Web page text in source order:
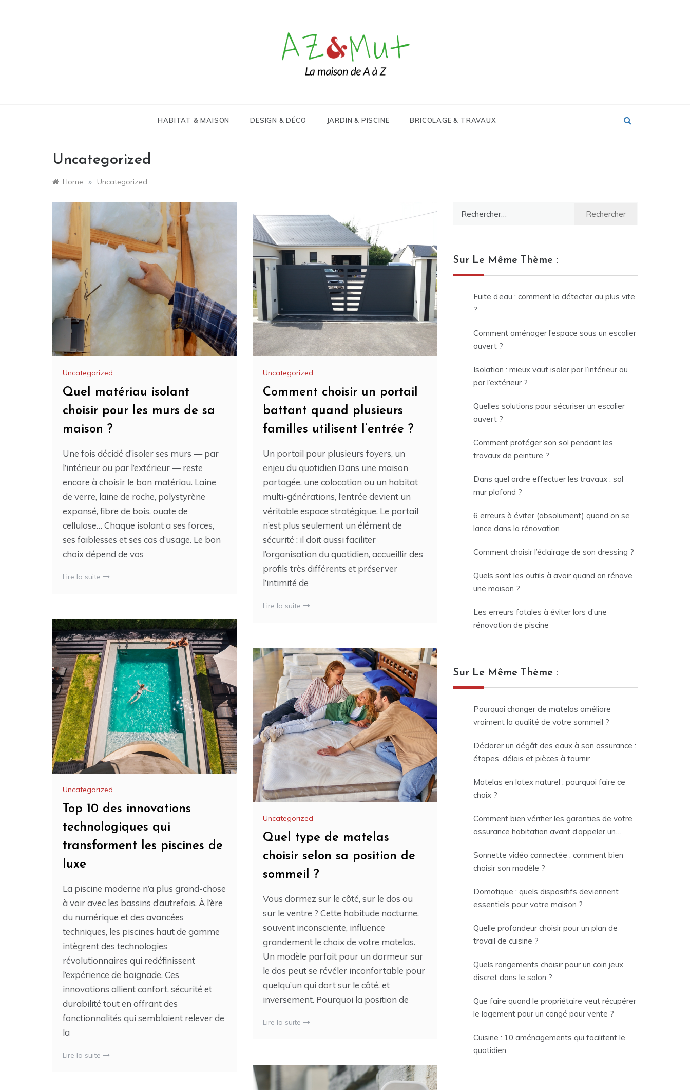
HABITAT & MAISON DESIGN & DÉCO JARDIN & PISCINE BRICOLAGE & TRAVAUX
Uncategorized
Home » Uncategorized
Uncategorized
Quel matériau isolant
choisir pour les murs de sa
maison ?
Une fois décidé d’isoler ses murs — par
l’intérieur ou par l’extérieur — reste
encore à choisir le bon matériau. Laine
de verre, laine de roche, polystyrène
expansé, fibre de bois, ouate de
cellulose… Chaque isolant a ses forces,
ses faiblesses et ses cas d’usage. Le bon
choix dépend de vos
Lire la suite
Uncategorized
Comment choisir un portail
battant quand plusieurs
familles utilisent l’entrée ?
Un portail pour plusieurs foyers, un
enjeu du quotidien Dans une maison
partagée, une colocation ou un habitat
multi-générations, l’entrée devient un
véritable espace stratégique. Le portail
n’est plus seulement un élément de
sécurité : il doit aussi faciliter
l’organisation du quotidien, accueillir des
profils très différents et préserver
l’intimité de
Lire la suite
Uncategorized
Top 10 des innovations
technologiques qui
transforment les piscines de
luxe
La piscine moderne n’a plus grand-chose
à voir avec les bassins d’autrefois. À l’ère
du numérique et des avancées
techniques, les piscines haut de gamme
intègrent des technologies
révolutionnaires qui redéfinissent
l’expérience de baignade. Ces
innovations allient confort, sécurité et
durabilité tout en offrant des
fonctionnalités qui semblaient relever de
la
Lire la suite
Uncategorized
Quel type de matelas
choisir selon sa position de
sommeil ?
Vous dormez sur le côté, sur le dos ou
sur le ventre ? Cette habitude nocturne,
souvent inconsciente, influence
grandement le choix de votre matelas.
Un modèle parfait pour un dormeur sur
le dos peut se révéler inconfortable pour
quelqu’un qui dort sur le côté, et
inversement. Pourquoi la position de
Lire la suite
Sur Le Même Thème :
Fuite d’eau : comment la détecter au plus vite
?
Comment aménager l’espace sous un escalier
ouvert ?
Isolation : mieux vaut isoler par l’intérieur ou
par l’extérieur ?
Quelles solutions pour sécuriser un escalier
ouvert ?
Comment protéger son sol pendant les
travaux de peinture ?
Dans quel ordre effectuer les travaux : sol
mur plafond ?
6 erreurs à éviter (absolument) quand on se
lance dans la rénovation
Comment choisir l’éclairage de son dressing ?
Quels sont les outils à avoir quand on rénove
une maison ?
Les erreurs fatales à éviter lors d’une
rénovation de piscine
Sur Le Même Thème :
Pourquoi changer de matelas améliore
vraiment la qualité de votre sommeil ?
Déclarer un dégât des eaux à son assurance :
étapes, délais et pièces à fournir
Matelas en latex naturel : pourquoi faire ce
choix ?
Comment bien vérifier les garanties de votre
assurance habitation avant d’appeler un
Sonnette vidéo connectée : comment bien
choisir son modèle ?
Domotique : quels dispositifs deviennent
essentiels pour votre maison ?
Quelle profondeur choisir pour un plan de
travail de cuisine ?
Quels rangements choisir pour un coin jeux
discret dans le salon ?
Que faire quand le propriétaire veut récupérer
le logement pour un congé pour vente ?
Cuisine : 10 aménagements qui facilitent le
quotidien